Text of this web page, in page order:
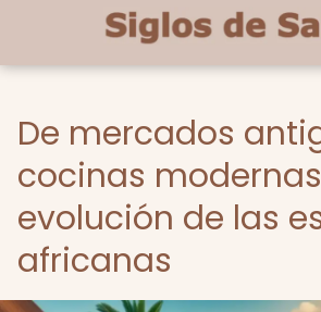
De mercados
cocinas
evolución de las
africanas